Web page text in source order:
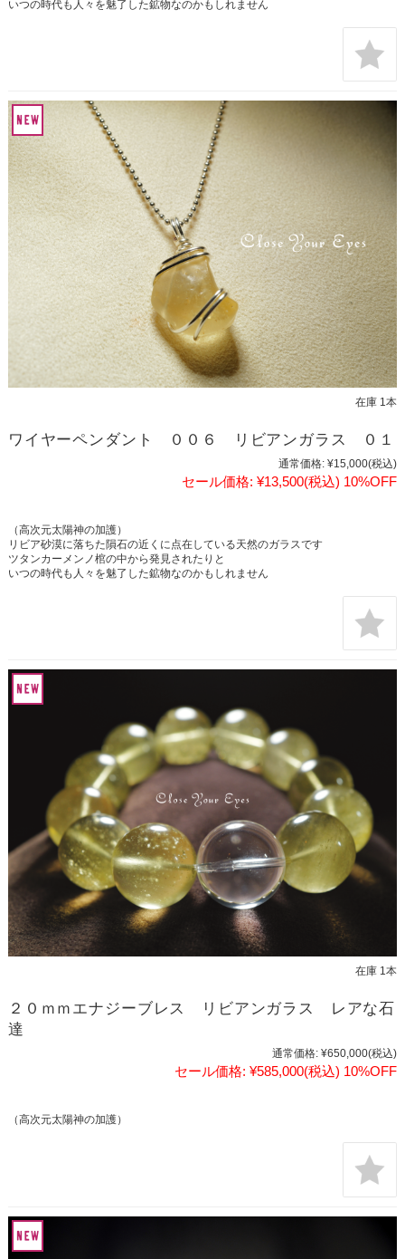
いつの時代も人々を魅了した鉱物なのかもしれません
在庫 1本
ワイヤーペンダント ００６ リビアンガラス ０１
通常価格: ¥15,000(税込)
セール価格: ¥13,500(税込) 10%OFF
（高次元太陽神の加護）
リビア砂漠に落ちた隕石の近くに点在している天然のガラスです
ツタンカーメンノ棺の中から発見されたりと
いつの時代も人々を魅了した鉱物なのかもしれません
在庫 1本
２０ｍｍエナジーブレス リビアンガラス レアな石
達
通常価格: ¥650,000(税込)
セール価格: ¥585,000(税込) 10%OFF
（高次元太陽神の加護）